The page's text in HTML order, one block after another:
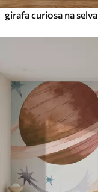
girafa curiosa na selva